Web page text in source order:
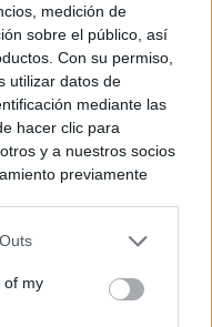
medición de
sobre el público, así
Con su permiso,
utilizar datos de
mediante las
hacer clic para
y a nuestros socios
previamente
que algún
el derecho de
se aplicarán
of my